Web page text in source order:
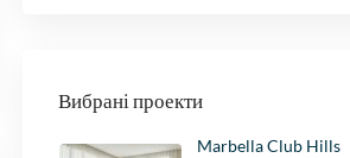
Вибрані проекти
Marbella Club Hills